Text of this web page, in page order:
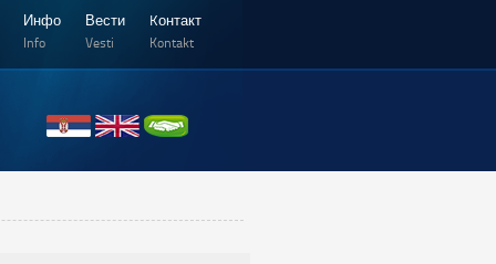
Инфо
Info
Вести
Vesti
Kонтакт
Kontakt